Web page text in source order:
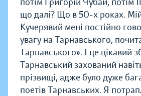
що далі? Що в 50-х роках.
Кучерявий мені постійно
увагу на Тарнавського,
Тарнавського». І це цікавий
Тарнавський захований
прізвищі, адже було дуже
поетів Тарнавських. Я